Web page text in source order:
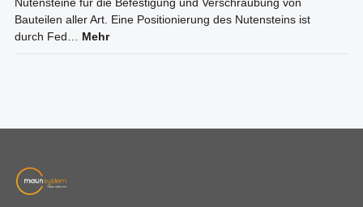
Nutensteine für die Befestigung und Verschraubung von
Bauteilen aller Art. Eine Positionierung des Nutensteins ist
durch Fed… Mehr